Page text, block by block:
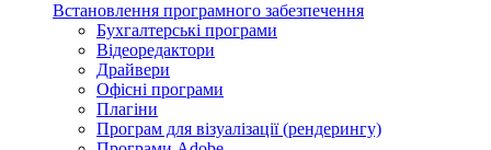
Встановлення програмного забезпечення
Бухгалтерські програми
Відеоредактори
Драйвери
Офісні програми
Плагіни
Програм для візуалізації (рендерингу)